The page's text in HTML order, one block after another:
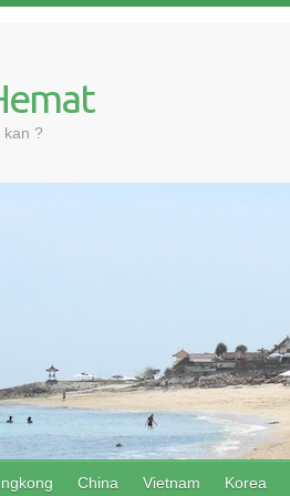
kan ?
China Vietnam Korea